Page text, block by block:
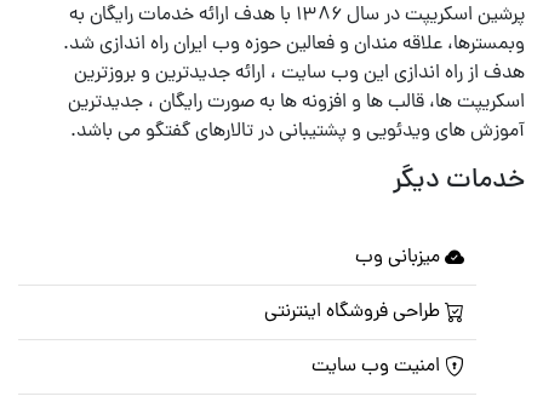
پرشین اسکریپت در سال ۱۳۸۶ با هدف ارائه خدمات رایگان به
وبمسترها، علاقه مندان و فعالین حوزه وب ایران راه اندازی شد.
هدف از راه اندازی این وب سایت ، ارائه جدیدترین و بروزترین
اسکریپت ها، قالب ها و افزونه ها به صورت رایگان ، جدیدترین
آموزش های ویدئویی و پشتیبانی در تالارهای گفتگو می باشد.
خدمات دیگر
میزبانی وب
طراحی فروشگاه اینترنتی
امنیت وب سایت